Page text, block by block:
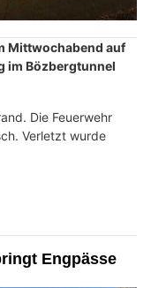
Mittwochabend auf
im Bözbergtunnel
Die Feuerwehr
Verletzt wurde
Engpässe